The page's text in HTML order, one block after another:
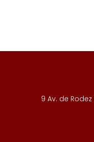
9 Av. de Rodez